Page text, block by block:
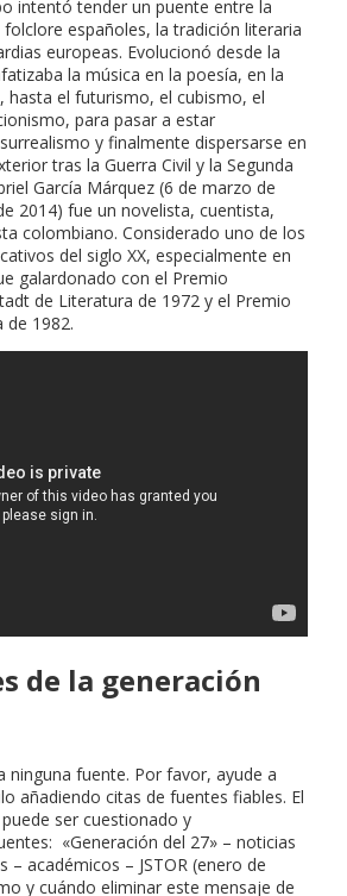
intentó tender un puente entre la
españoles, la tradición literaria
europeas. Evolucionó desde la
la música en la poesía, en la
hasta el futurismo, el cubismo, el
para pasar a estar
y finalmente dispersarse en
tras la Guerra Civil y la Segunda
García Márquez (6 de marzo de
2014) fue un novelista, cuentista,
colombiano. Considerado uno de los
del siglo XX, especialmente en
galardonado con el Premio
de Literatura de 1972 y el Premio
de 1982.
de la generación
ninguna fuente. Por favor, ayude a
añadiendo citas de fuentes fiables. El
ser cuestionado y
«Generación del 27» – noticias
– académicos – JSTOR (enero de
y cuándo eliminar este mensaje de